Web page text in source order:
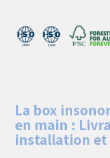
La box
en main :
installation